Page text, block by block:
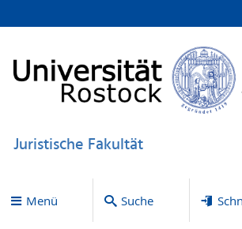
Juristische Fakultät
Menü Suche